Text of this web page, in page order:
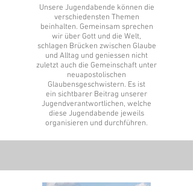
Unsere Jugendabende können die
verschiedensten Themen
beinhalten. Gemeinsam sprechen
wir über Gott und die Welt,
schlagen Brücken zwischen Glaube
und Alltag und geniessen nicht
zuletzt auch die Gemeinschaft unter
neuapostolischen
Glaubensgeschwistern. Es ist
ein sichtbarer Beitrag unserer
Jugendverantwortlichen, welche
diese Jugendabende jeweils
organisieren und durchführen.